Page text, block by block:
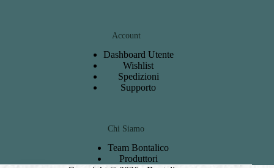
Account
Dashboard Utente
Wishlist
Spedizioni
Supporto
Chi Siamo
Team Bontalico
Produttori